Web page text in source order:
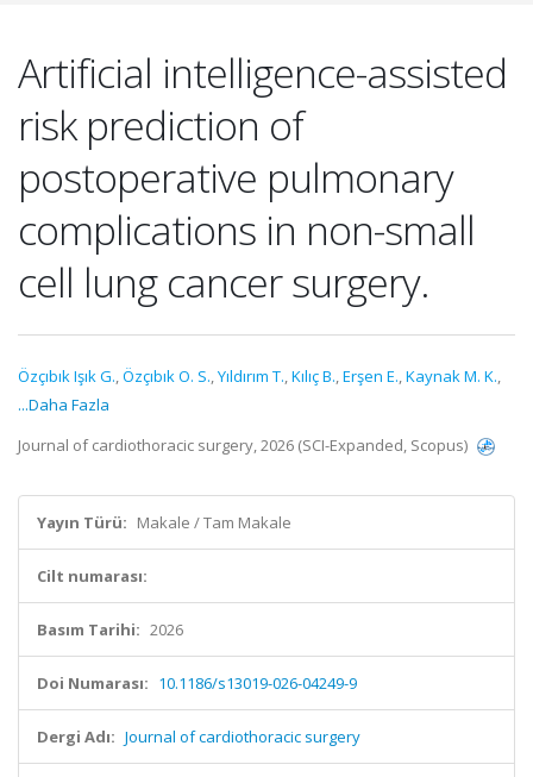
Artificial intelligence-assisted
risk prediction of
postoperative pulmonary
complications in non-small
cell lung cancer surgery.
Özçıbık Işık G.,Özçıbık O. S.,Yıldırım T.,Kılıç B.,Erşen E.,Kaynak M. K.,
...Daha Fazla
Journal of cardiothoracic surgery, 2026 (SCI-Expanded, Scopus)
Yayın Türü: Makale / Tam Makale
Cilt numarası:
Basım Tarihi: 2026
Doi Numarası: 10.1186/s13019-026-04249-9
Dergi Adı: Journal of cardiothoracic surgery